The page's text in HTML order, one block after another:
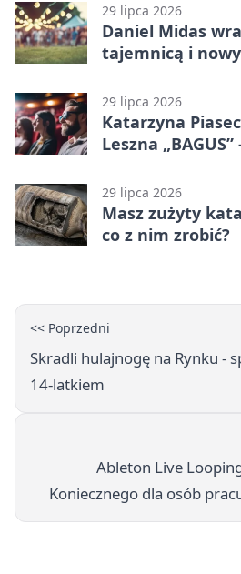
29 lipca 2026
Daniel Midas
tajemnicą i
29 lipca 2026
Katarzyna
Leszna
29 lipca 2026
Masz zużyty
co z nim zrobić?
<< Poprzedni
Skradli hulajnogę na Rynku -
14-latkiem
Ableton Live
Koniecznego dla osób